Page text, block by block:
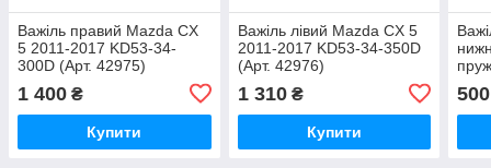
Важіль правий Mazda CX
5 2011-2017 KD53-34-
300D (Арт. 42975)
1 400 ₴
Купити
Важіль лівий Mazda CX 5
2011-2017 KD53-34-350D
(Арт. 42976)
1 310₴
Купити
500